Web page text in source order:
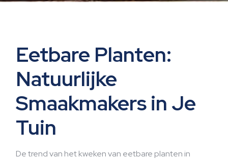
Eetbare Planten:
Natuurlijke
Smaakmakers in Je
Tuin
De trend van het kweken van eetbare planten in